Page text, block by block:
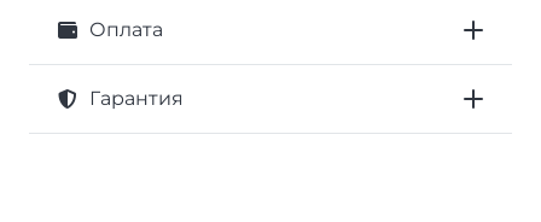
Оплата
Гарантия